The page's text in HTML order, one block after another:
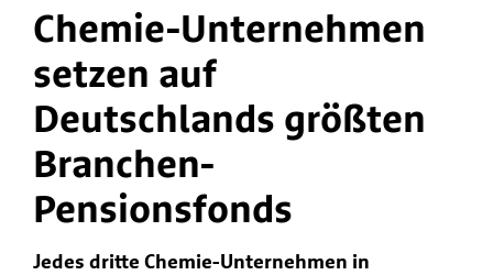
Newsroom
Über uns
Karriere
Jobsuche
Chemie-Unternehmen
setzen auf
Deutschlands größten
Branchen-
Pensionsfonds
Jedes dritte Chemie-Unternehmen in